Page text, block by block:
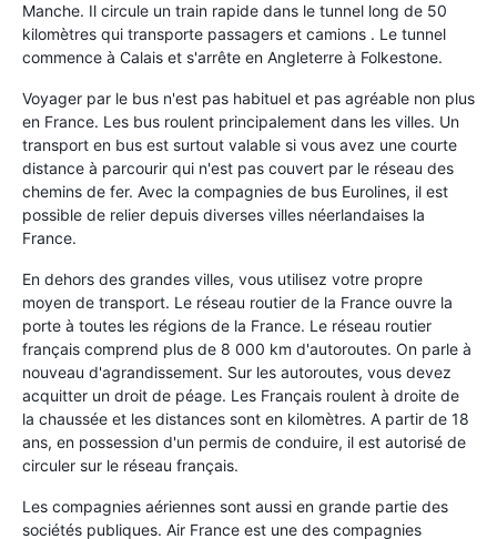
Manche. Il circule un train rapide dans le tunnel long de 50
kilomètres qui transporte passagers et camions . Le tunnel
commence à Calais et s'arrête en Angleterre à Folkestone.
Voyager par le bus n'est pas habituel et pas agréable non plus
en France. Les bus roulent principalement dans les villes. Un
transport en bus est surtout valable si vous avez une courte
distance à parcourir qui n'est pas couvert par le réseau des
chemins de fer. Avec la compagnies de bus Eurolines, il est
possible de relier depuis diverses villes néerlandaises la
France.
En dehors des grandes villes, vous utilisez votre propre
moyen de transport. Le réseau routier de la France ouvre la
porte à toutes les régions de la France. Le réseau routier
français comprend plus de 8 000 km d'autoroutes. On parle à
nouveau d'agrandissement. Sur les autoroutes, vous devez
acquitter un droit de péage. Les Français roulent à droite de
la chaussée et les distances sont en kilomètres. A partir de 18
ans, en possession d'un permis de conduire, il est autorisé de
circuler sur le réseau français.
Les compagnies aériennes sont aussi en grande partie des
sociétés publiques. Air France est une des compagnies